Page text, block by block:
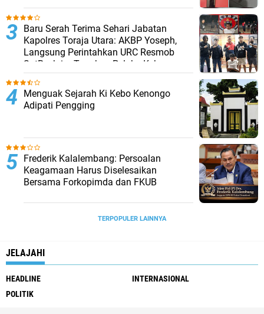
Baru Serah Terima Sehari Jabatan
Kapolres Toraja Utara: AKBP Yoseph,
Langsung Perintahkan URC Resmob
SatReskrim Tangkap Pelaku Kekerasan
Seksual Anak Di Bawah Umur
Menguak Sejarah Ki Kebo Kenongo
Adipati Pengging
Frederik Kalalembang: Persoalan
Keagamaan Harus Diselesaikan
Bersama Forkopimda dan FKUB
TERPOPULER LAINNYA
JELAJAHI
HEADLINE
INTERNASIONAL
POLITIK